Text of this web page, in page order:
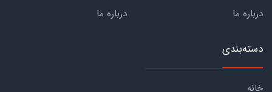
درباره ما
درباره ما
دسته‌بندی
خانه